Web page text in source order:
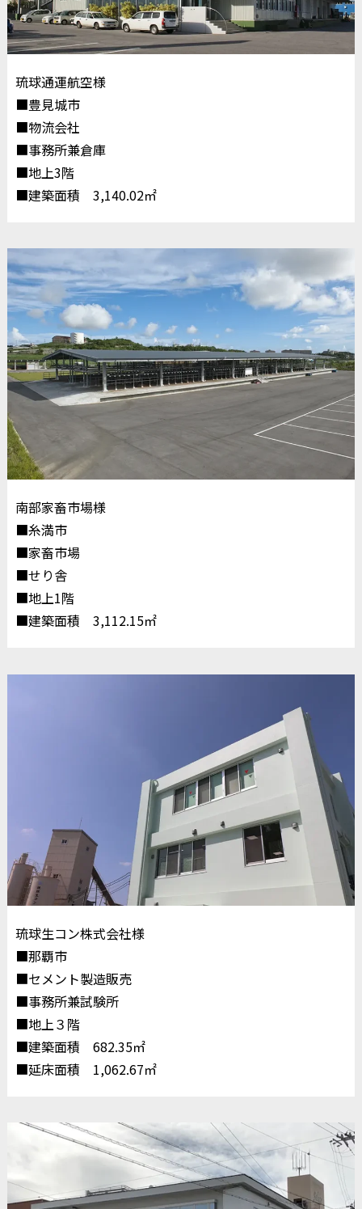
琉球通運航空様
■豊見城市
■物流会社
■事務所兼倉庫
■地上3階
■建築面積 3,140.02㎡
南部家畜市場様
■糸満市
■家畜市場
■せり舎
■地上1階
■建築面積 3,112.15㎡
琉球生コン株式会社様
■那覇市
■セメント製造販売
■事務所兼試験所
■地上３階
■建築面積 682.35㎡
■延床面積 1,062.67㎡